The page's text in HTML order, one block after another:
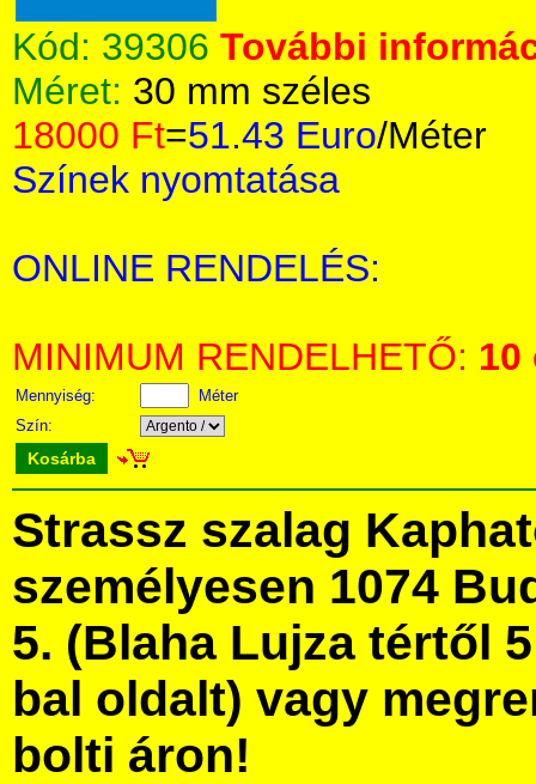
Kód: 39306 További
Méret: 30 mm széles
18000 Ft=51.43 Euro/Méter
Színek nyomtatása
ONLINE RENDELÉS:
MINIMUM RENDELHETŐ: 10
Mennyiség:
Méter
Szín:
Kosárba
Strassz szalag
személyesen 1074
5. (Blaha Lujza tértől
bal oldalt) vagy
bolti áron!